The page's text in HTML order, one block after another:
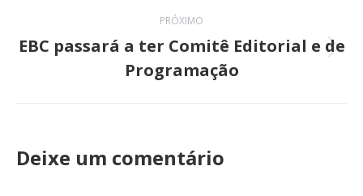
PRÓXIMO
Próximo
post:
EBC passará a ter Comitê Editorial e de
Programação
Deixe um comentário